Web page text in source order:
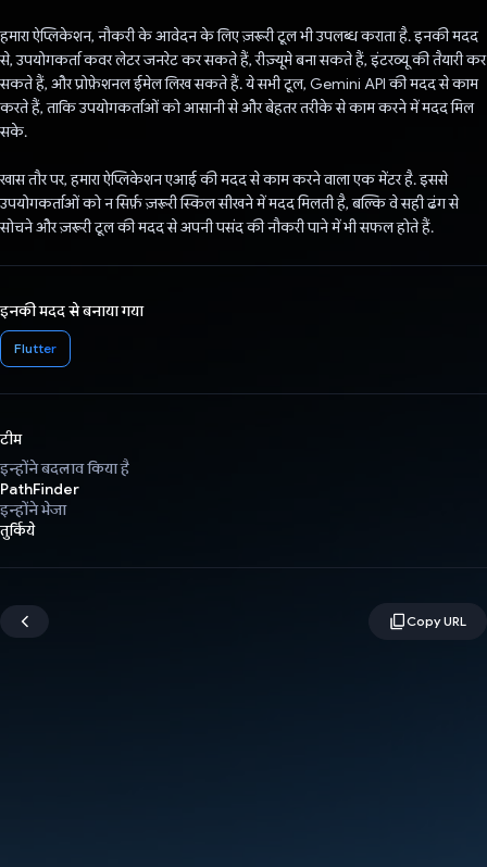
हमारा ऐप्लिकेशन, नौकरी के आवेदन के लिए ज़रूरी टूल भी उपलब्ध कराता है. इनकी मदद
से, उपयोगकर्ता कवर लेटर जनरेट कर सकते हैं, रीज़्यूमे बना सकते हैं, इंटरव्यू की तैयारी कर
सकते हैं, और प्रोफ़ेशनल ईमेल लिख सकते हैं. ये सभी टूल, Gemini API की मदद से काम
करते हैं, ताकि उपयोगकर्ताओं को आसानी से और बेहतर तरीके से काम करने में मदद मिल
सके.
खास तौर पर, हमारा ऐप्लिकेशन एआई की मदद से काम करने वाला एक मेंटर है. इससे
उपयोगकर्ताओं को न सिर्फ़ ज़रूरी स्किल सीखने में मदद मिलती है, बल्कि वे सही ढंग से
सोचने और ज़रूरी टूल की मदद से अपनी पसंद की नौकरी पाने में भी सफल होते हैं.
इनकी मदद से बनाया गया
Flutter
टीम
इन्होंने बदलाव किया है
PathFinder
इन्होंने भेजा
तुर्किये